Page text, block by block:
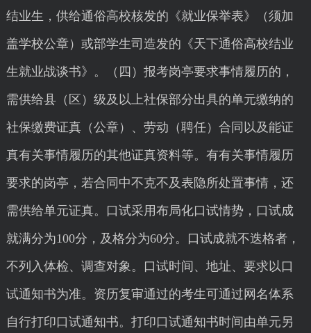
结业生，供给通俗高校核发的《就业保举表》（须加
盖学校公章）或部学生司造发的《天下通俗高校结业
生就业战谈书》。（四）报考岗亭要求事情履历的，
需供给县（区）级及以上社保部分出具的单元缴纳的
社保缴费证真（公章）、劳动（聘任）合同以及能证
真有关事情履历的其他证真资料等。有有关事情履历
要求的岗亭，若合同中不克不及表隐所处置事情，还
需供给单元证真。口试采用布局化口试情势，口试成
就满分为100分，及格分为60分。口试成就不迭格者，
不列入体检、调查对象。口试时间、地址、要求以口
试通知书为准。资历复审通过的考生可通过网名体系
自行打印口试通知书。打印口试通知书时间由单元另